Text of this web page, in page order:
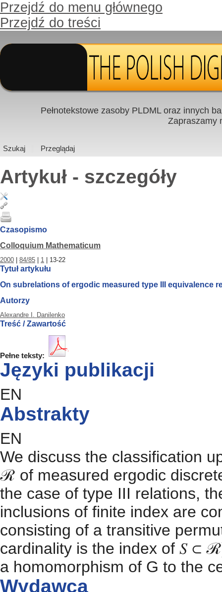
Przejdź do menu głównego
Przejdź do treści
Pełnotekstowe zasoby PLDML oraz innych
Zapraszamy
Szukaj Przeglądaj
Artykuł - szczegóły
Czasopismo
Colloquium Mathematicum
2000 84/85 1 | 13-22
Tytuł artykułu
On subrelations of ergodic measured type III equivalence
Autorzy
Alexandre I. Danilenko
Treść / Zawartość
Pełne teksty:
Języki publikacji
EN
Abstrakty
EN
We discuss the classification
ℛ of measured ergodic
the case of type III relations,
inclusions of finite index are
consisting of a transitive
cardinality is the index of 𝑆 ⊂
a homomorphism of G to the
Wydawca